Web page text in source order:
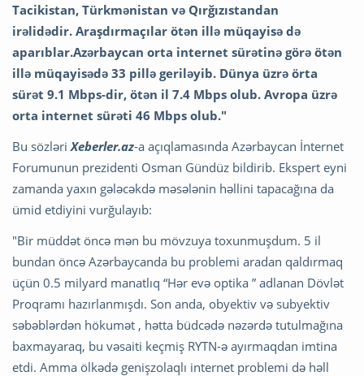
Tacikistan, Türkmənistan və Qırğızıstandan
irəlidədir. Araşdırmaçılar ötən illə müqayisə də
aparıblar.Azərbaycan orta internet sürətinə görə ötən
illə müqayisədə 33 pillə geriləyib. Dünya üzrə örta
sürət 9.1 Mbps-dir, ötən il 7.4 Mbps olub. Avropa üzrə
orta internet sürəti 46 Mbps olub."
Bu sözləri Xeberler.az-a açıqlamasında Azərbaycan İnternet
Forumunun prezidenti Osman Gündüz bildirib. Ekspert eyni
zamanda yaxın gələcəkdə məsələnin həllini tapacağına da
ümid etdiyini vurğulayıb:
"Bir müddət öncə mən bu mövzuya toxunmuşdum. 5 il
bundan öncə Azərbaycanda bu problemi aradan qaldırmaq
üçün 0.5 milyard manatlıq “Hər evə optika ” adlanan Dövlət
Proqramı hazırlanmışdı. Son anda, obyektiv və subyektiv
səbəblərdən hökumət , hətta büdcədə nəzərdə tutulmağına
baxmayaraq, bu vəsaiti keçmiş RYTN-ə ayırmaqdan imtina
etdi. Amma ölkədə genişzolaqlı internet problemi də həll